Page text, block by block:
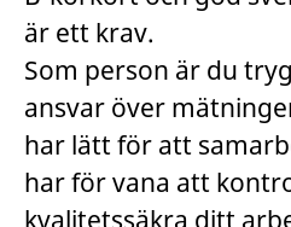
är ett krav.
Som person är du
ansvar över
har lätt för att
har för vana att
kvalitetssäkra ditt